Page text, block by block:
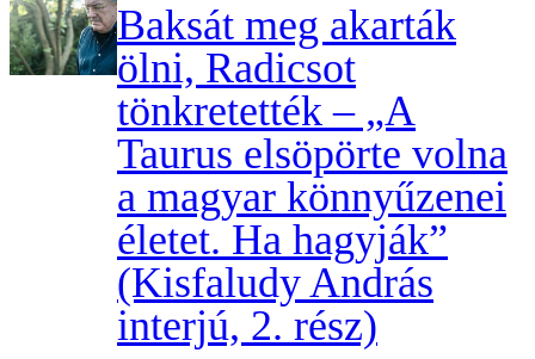
Baksát meg akarták
ölni, Radicsot
tönkretették – „A
Taurus elsöpörte volna
a magyar könnyűzenei
életet. Ha hagyják”
(Kisfaludy András
interjú, 2. rész)